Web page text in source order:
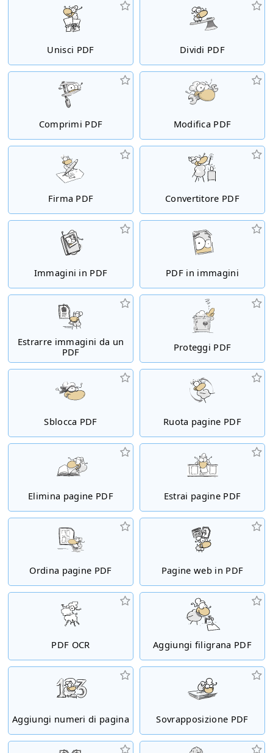
Unisci PDF Dividi PDF
Comprimi PDF Modifica PDF
Firma PDF Convertitore PDF
Immagini in PDF PDF in immagini
Estrarre immagini da un
PDF
Proteggi PDF
Sblocca PDF Ruota pagine PDF
Elimina pagine PDF Estrai pagine PDF
Ordina pagine PDF Pagine web in PDF
PDF OCR Aggiungi filigrana PDF
Aggiungi numeri di pagina Sovrapposizione PDF